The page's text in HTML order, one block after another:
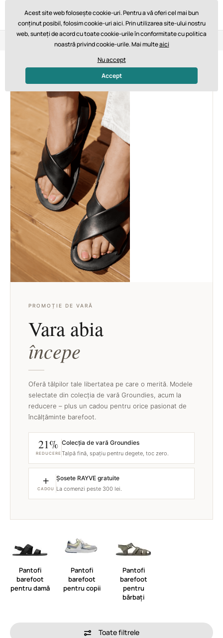
Retur în 14 zile Livrare rapidă de la 747,61 lei GRATUIT
Vara abia începe
PROMOȚIE DE VARĂ
Vara abia
începe
Oferă tălpilor tale libertatea pe care o merită. Modele
selectate din colecția de vară Groundies, acum la
reducere – plus un cadou pentru orice pasionat de
încălțăminte barefoot.
21%
REDUCERE
Colecția de vară Groundies
Talpă fină, spațiu pentru degete, toc zero.
+
CADOU
Șosete RAYVE gratuite
La comenzi peste 300 lei.
Pantofi
barefoot
pentru damă
Pantofi
barefoot
pentru copii
Pantofi
barefoot
pentru
bărbați
Toate filtrele
Acest site web folosește cookie-uri. Pentru a vă oferi cel mai bun
conținut posibil, folosim cookie-uri aici. Prin utilizarea site-ului nostru
web, sunteți de acord cu toate cookie-urile în conformitate cu politica
noastră privind cookie-urile. Mai multeaici
Nu accept
Accept